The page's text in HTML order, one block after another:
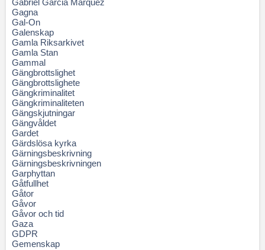
Gabriel Garcia Marquez
Gagna
Gal-On
Galenskap
Gamla Riksarkivet
Gamla Stan
Gammal
Gängbrottslighet
Gängbrottslighete
Gängkriminalitet
Gängkriminaliteten
Gängskjutningar
Gängvåldet
Gardet
Gärdslösa kyrka
Gärningsbeskrivning
Gärningsbeskrivningen
Garphyttan
Gåtfullhet
Gåtor
Gåvor
Gåvor och tid
Gaza
GDPR
Gemenskap